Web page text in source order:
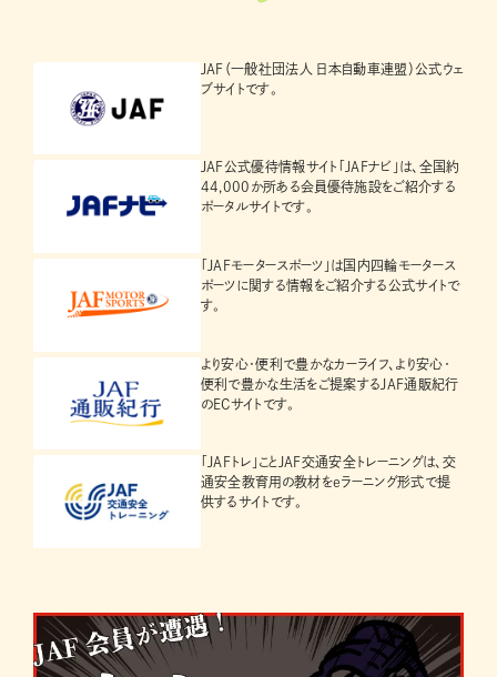
JAF（一般社団法人 日本自動車連盟）公式ウェ
ブサイトです。
JAF公式優待情報サイト「JAFナビ」は、全国約
44,000か所ある会員優待施設をご紹介する
ポータルサイトです。
「JAFモータースポーツ」は国内四輪モータース
ポーツに関する情報をご紹介する公式サイトで
す。
より安心・便利で豊かなカーライフ、より安心・
便利で豊かな生活をご提案するJAF通販紀行
のECサイトです。
「JAFトレ」ことJAF交通安全トレーニングは、交
通安全教育用の教材をeラーニング形式で提
供するサイトです。